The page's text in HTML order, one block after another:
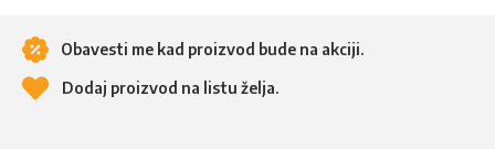
Obavesti me kad proizvod bude na akciji.
Dodaj proizvod na listu želja.